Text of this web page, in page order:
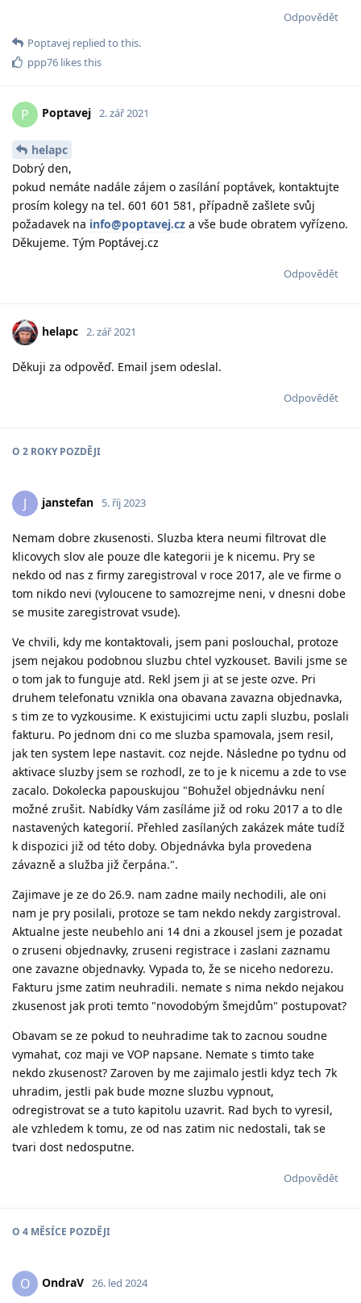
Odpovědět
Poptavej replied to this.
ppp76 likes this
P Poptavej 2. zář 2021
helapc
Dobrý den,
pokud nemáte nadále zájem o zasílání poptávek, kontaktujte
prosím kolegy na tel. 601 601 581, případně zašlete svůj
požadavek na info@poptavej.cz a vše bude obratem vyřízeno.
Děkujeme. Tým Poptávej.cz
Odpovědět
helapc 2. zář 2021
Děkuji za odpověď. Email jsem odeslal.
Odpovědět
O 2 ROKYPOZDĚJI
J janstefan 5. říj 2023
Nemam dobre zkusenosti. Sluzba ktera neumi filtrovat dle
klicovych slov ale pouze dle kategorii je k nicemu. Pry se
nekdo od nas z firmy zaregistroval v roce 2017, ale ve firme o
tom nikdo nevi (vyloucene to samozrejme neni, v dnesni dobe
se musite zaregistrovat vsude).
Ve chvili, kdy me kontaktovali, jsem pani poslouchal, protoze
jsem nejakou podobnou sluzbu chtel vyzkouset. Bavili jsme se
o tom jak to funguje atd. Rekl jsem ji at se jeste ozve. Pri
druhem telefonatu vznikla ona obavana zavazna objednavka,
s tim ze to vyzkousime. K existujicimi uctu zapli sluzbu, poslali
fakturu. Po jednom dni co me sluzba spamovala, jsem resil,
jak ten system lepe nastavit. coz nejde. Následne po tydnu od
aktivace sluzby jsem se rozhodl, ze to je k nicemu a zde to vse
zacalo. Dokolecka papouskujou "Bohužel objednávku není
možné zrušit. Nabídky Vám zasíláme již od roku 2017 a to dle
nastavených kategorií. Přehled zasílaných zakázek máte tudíž
k dispozici již od této doby. Objednávka byla provedena
závazně a služba již čerpána.".
Zajimave je ze do 26.9. nam zadne maily nechodili, ale oni
nam je pry posilali, protoze se tam nekdo nekdy zargistroval.
Aktualne jeste neubehlo ani 14 dni a zkousel jsem je pozadat
o zruseni objednavky, zruseni registrace i zaslani zaznamu
one zavazne objednavky. Vypada to, že se niceho nedorezu.
Fakturu jsme zatim neuhradili. nemate s nima nekdo nejakou
zkusenost jak proti temto "novodobým šmejdům" postupovat?
Obavam se ze pokud to neuhradime tak to zacnou soudne
vymahat, coz maji ve VOP napsane. Nemate s timto take
nekdo zkusenost? Zaroven by me zajimalo jestli kdyz tech 7k
uhradim, jestli pak bude mozne sluzbu vypnout,
odregistrovat se a tuto kapitolu uzavrit. Rad bych to vyresil,
ale vzhledem k tomu, ze od nas zatim nic nedostali, tak se
tvari dost nedosputne.
Odpovědět
O 4 MĚSÍCE POZDĚJI
O OndraV 26. led 2024